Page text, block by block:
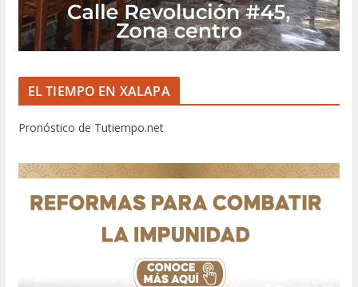
EL TIEMPO EN XALAPA
Pronóstico de Tutiempo.net